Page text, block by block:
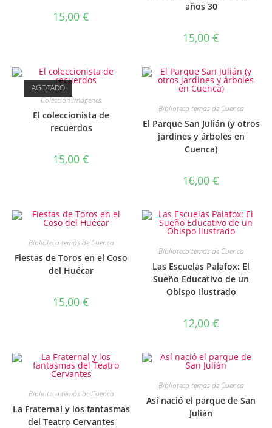
15,00 €
años 30
15,00 €
AGOTADO
Colección imágenes
El coleccionista de
recuerdos
15,00 €
Biblioteca temas de Cuenca
El Parque San Julián (y otros
jardines y árboles en
Cuenca)
16,00 €
Biblioteca temas de Cuenca
Fiestas de Toros en el Coso
del Huécar
15,00 €
Biblioteca temas de Cuenca
Las Escuelas Palafox: El
Sueño Educativo de un
Obispo Ilustrado
12,00 €
Biblioteca temas de Cuenca
La Fraternal y los fantasmas
del Teatro Cervantes
Biblioteca temas de Cuenca
Así nació el parque de San
Julián